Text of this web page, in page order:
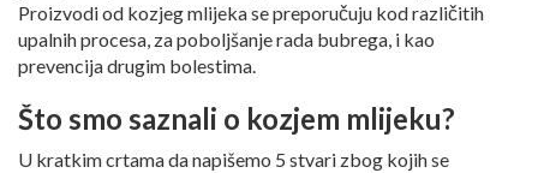
Proizvodi od kozjeg mlijeka se preporučuju kod različitih
upalnih procesa, za poboljšanje rada bubrega, i kao
prevencija drugim bolestima.
Što smo saznali o kozjem mlijeku?
U kratkim crtama da napišemo 5 stvari zbog kojih se